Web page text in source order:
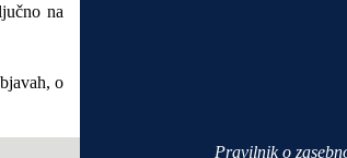
na
o
Pravilnik o